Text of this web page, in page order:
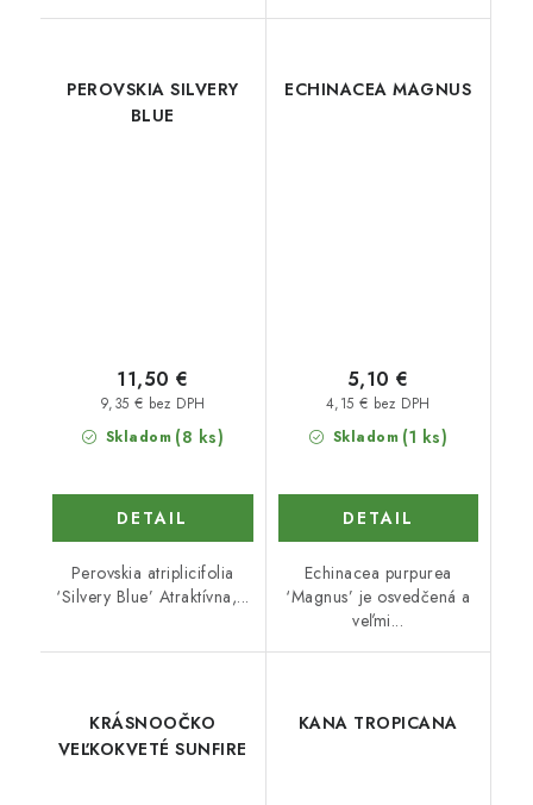
PEROVSKIA SILVERY
BLUE
Skladom (8 ks)
9,35 € bez DPH
11,50 €
DETAIL
Perovskia atriplicifolia
‘Silvery Blue’ Atraktívna,...
ECHINACEA MAGNUS
Skladom (1 ks)
4,15 € bez DPH
5,10 €
DETAIL
Echinacea purpurea
‘Magnus’ je osvedčená a
veľmi...
KRÁSNOOČKO
VEĽKOKVETÉ SUNFIRE
KANA TROPICANA